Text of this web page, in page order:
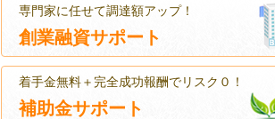
専門家に任せて調達額アップ！
創業融資サポート
着手金無料＋完全成功報酬でリスク０！
補助金サポート